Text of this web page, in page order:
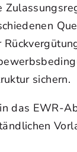
sichern.
das EWR-